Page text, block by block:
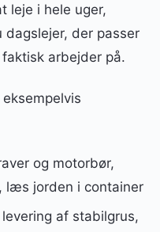
leje i hele uger,
der passer
arbejder på.
og motorbør,
læs jorden i container
af stabilgrus,